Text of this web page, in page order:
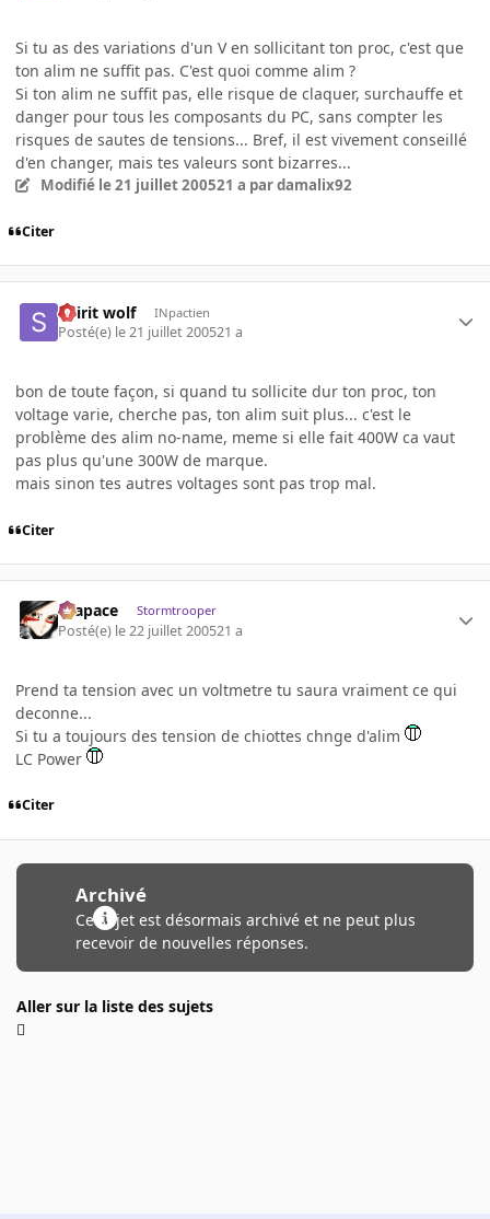
Si tu as des variations d'un V en sollicitant ton proc, c'est que
ton alim ne suffit pas. C'est quoi comme alim ?
Si ton alim ne suffit pas, elle risque de claquer, surchauffe et
danger pour tous les composants du PC, sans compter les
risques de sautes de tensions... Bref, il est vivement conseillé
d'en changer, mais tes valeurs sont bizarres...
Modifié le 21 juillet 200521 a par damalix92
Citer
Spirit wolf INpactien
Posté(e) le 21 juillet 200521 a
bon de toute façon, si quand tu sollicite dur ton proc, ton
voltage varie, cherche pas, ton alim suit plus... c'est le
problème des alim no-name, meme si elle fait 400W ca vaut
pas plus qu'une 300W de marque.
mais sinon tes autres voltages sont pas trop mal.
Citer
Krapace Stormtrooper
Posté(e) le 22 juillet 200521 a
Prend ta tension avec un voltmetre tu saura vraiment ce qui
deconne...
Si tu a toujours des tension de chiottes chnge d'alim
LC Power
Citer
Archivé
Ce sujet est désormais archivé et ne peut plus
recevoir de nouvelles réponses.
Aller sur la liste des sujets